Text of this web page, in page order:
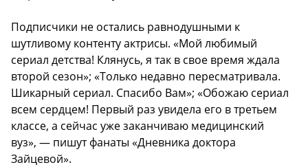
Подписчики не остались равнодушными к
шутливому контенту актрисы. «Мой любимый
сериал детства! Клянусь, я так в свое время ждала
второй сезон»; «Только недавно пересматривала.
Шикарный сериал. Спасибо Вам»; «Обожаю сериал
всем сердцем! Первый раз увидела его в третьем
классе, а сейчас уже заканчиваю медицинский
вуз», — пишут фанаты «Дневника доктора
Зайцевой».